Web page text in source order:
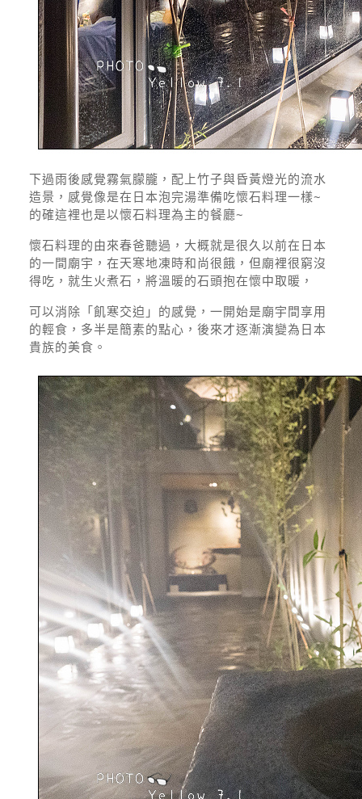
下過雨後感覺霧氣朦朧，配上竹子與昏黃燈光的流水
造景，感覺像是在日本泡完湯準備吃懷石料理一樣~
的確這裡也是以懷石料理為主的餐廳~
懷石料理的由來春爸聽過，大概就是很久以前在日本
的一間廟宇，在天寒地凍時和尚很餓，但廟裡很窮沒
得吃，就生火煮石，將溫暖的石頭抱在懷中取暖，
可以消除「飢寒交迫」的感覺，一開始是廟宇間享用
的輕食，多半是簡素的點心，後來才逐漸演變為日本
貴族的美食。